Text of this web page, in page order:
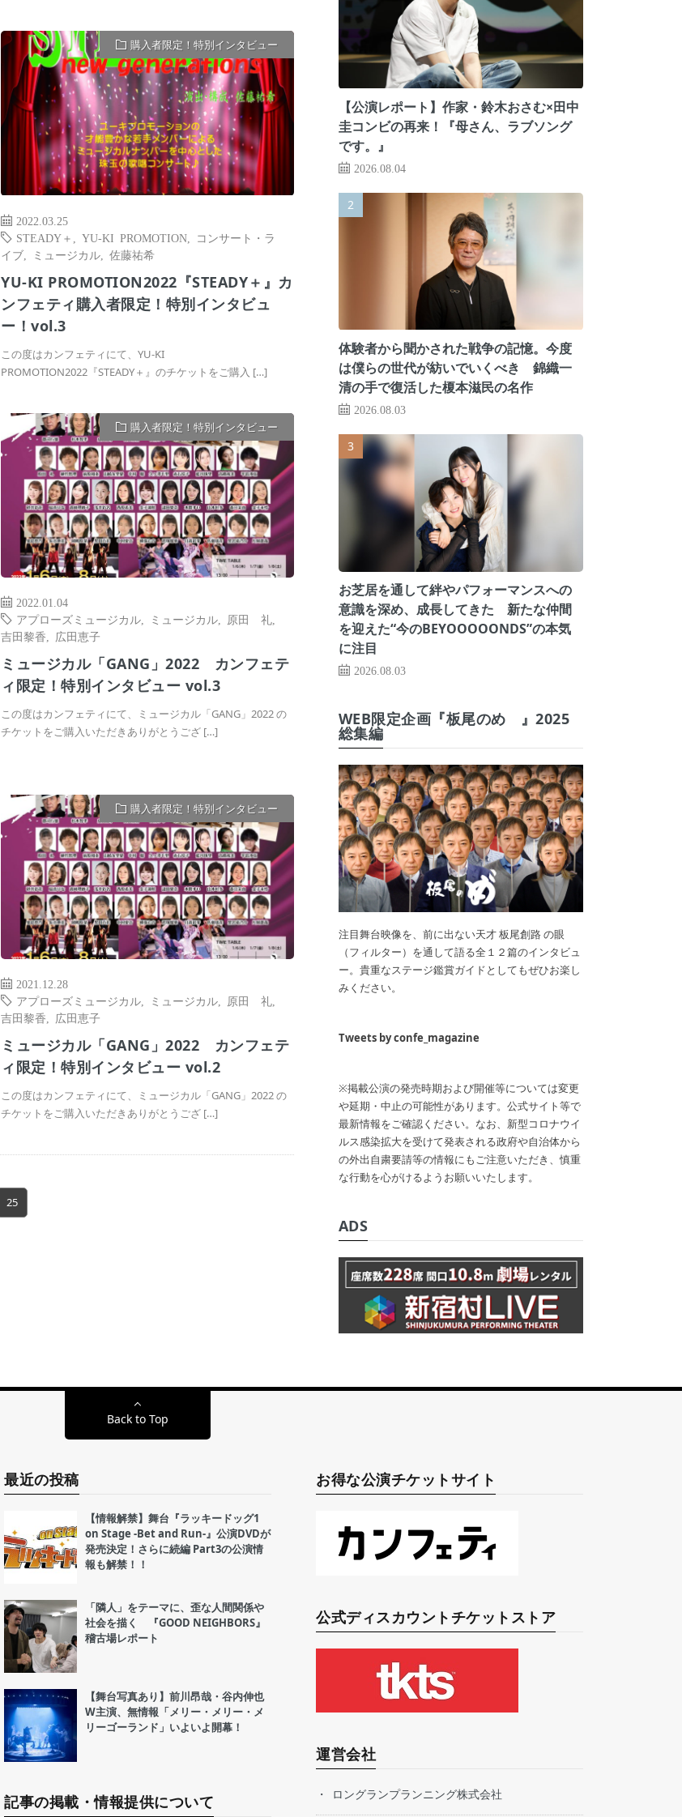
購入者限定！特別インタビュー
2022.03.25
STEADY＋
,YU-KI PROMOTION
コンサート・ラ
イブ
ミュージカル ,佐藤祐希
YU-KI PROMOTION2022『STEADY＋』カ
ンフェティ購入者限定！特別インタビュ
ー！vol.3
この度はカンフェティにて、YU-KI
PROMOTION2022『STEADY＋』のチケットをご購入 […]
購入者限定！特別インタビュー
2022.01.04
アプローズミュージカル
ミュージカル 原田 礼
吉田黎香
広田恵子
ミュージカル「GANG」2022 カンフェテ
ィ限定！特別インタビュー vol.3
この度はカンフェティにて、ミュージカル「GANG」2022 の
チケットをご購入いただきありがとうござ […]
購入者限定！特別インタビュー
2021.12.28
アプローズミュージカル
ミュージカル 原田 礼
吉田黎香
広田恵子
ミュージカル「GANG」2022 カンフェテ
ィ限定！特別インタビュー vol.2
この度はカンフェティにて、ミュージカル「GANG」2022 の
チケットをご購入いただきありがとうござ […]
25
【公演レポート】作家・鈴木おさむ×田中
圭コンビの再来！『母さん、ラブソング
です。』
2026.08.04
体験者から聞かされた戦争の記憶。今度
は僕らの世代が紡いでいくべき 錦織一
清の手で復活した榎本滋民の名作
2026.08.03
お芝居を通して絆やパフォーマンスへの
意識を深め、成長してきた 新たな仲間
を迎えた“今のBEYOOOOONDS”の本気
に注目
2026.08.03
WEB限定企画『板尾のめ゙』2025
総集編
注目舞台映像を、前に出ない天才 板尾創路 の眼
（フィルター）を通して語る全１２篇のインタビュ
ー。貴重なステージ鑑賞ガイドとしてもぜひお楽し
みください。
Tweets by confe_magazine
※掲載公演の発売時期および開催等については変更
や延期・中止の可能性があります。公式サイト等で
最新情報をご確認ください。なお、新型コロナウイ
ルス感染拡大を受けて発表される政府や自治体から
の外出自粛要請等の情報にもご注意いただき、慎重
な行動を心がけるようお願いいたします。
ADS
Back to Top
最近の投稿
【情報解禁】舞台『ラッキードッグ1
on Stage -Bet and Run-』公演DVDが
発売決定！さらに続編 Part3の公演情
報も解禁！！
「隣人」をテーマに、歪な人間関係や
社会を描く 『GOOD NEIGHBORS』
稽古場レポート
【舞台写真あり】前川昂哉・谷内伸也
W主演、無情報「メリー・メリー・メ
リーゴーランド」いよいよ開幕！
記事の掲載・情報提供について
お得な公演チケットサイト
公式ディスカウントチケットストア
運営会社
ロングランプランニング株式会社